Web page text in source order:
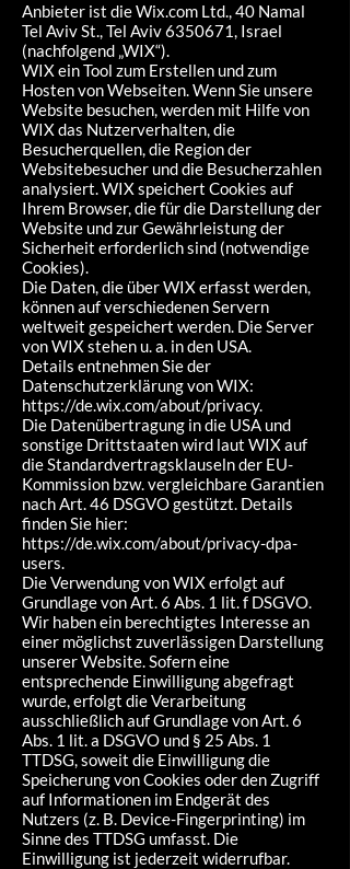
Anbieter ist die Wix.com Ltd., 40 Namal
Tel Aviv St., Tel Aviv6350671, Israel
(nachfolgend „WIX“).
WIX ein Tool zum Erstellen und zum
Hosten von Webseiten. Wenn Sie unsere
Website besuchen, werden mit Hilfe von
WIX das Nutzerverhalten, die
Besucherquellen, die Region der
Websitebesucher und die Besucherzahlen
analysiert. WIX speichert Cookies auf
Ihrem Browser, die für die Darstellung der
Website und zur Gewährleistung der
Sicherheit erforderlich sind (notwendige
Cookies).
Die Daten, die über WIX erfasst werden,
können auf verschiedenen Servern
weltweit gespeichert werden. Die Server
von WIX stehen u. a. in den USA.
Details entnehmen Sie der
Datenschutzerklärung von WIX:
https://de.wix.com/about/privacy.
Die Datenübertragung in die USA und
sonstige Drittstaaten wird laut WIX auf
die Standardvertragsklauseln der EU-
Kommission bzw. vergleichbare Garantien
nach Art. 46 DSGVO gestützt. Details
finden Sie hier:
https://de.wix.com/about/privacy-dpa-
users.
Die Verwendung von WIX erfolgt auf
Grundlage von Art. 6 Abs. 1 lit. f DSGVO.
Wir haben ein berechtigtes Interesse an
einer möglichst zuverlässigen Darstellung
unserer Website. Sofern eine
entsprechende Einwilligung abgefragt
wurde, erfolgt die Verarbeitung
ausschließlich auf Grundlage von Art. 6
Abs. 1 lit. a DSGVO und § 25 Abs. 1
TTDSG, soweit die Einwilligung die
Speicherung von Cookies oder den Zugriff
auf Informationen im Endgerät des
Nutzers (z. B. Device-Fingerprinting) im
Sinne des TTDSG umfasst. Die
Einwilligung ist jederzeit widerrufbar.